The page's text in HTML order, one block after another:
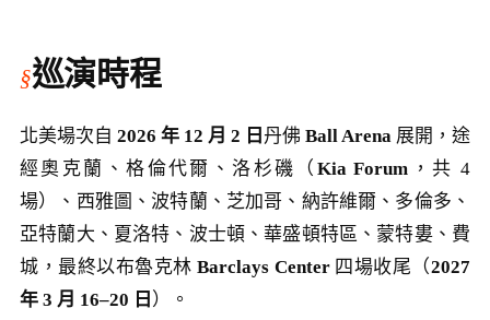
巡演時程
北美場次自 2026 年 12 月 2 日 丹佛 Ball Arena 展開，途
經奧克蘭、格倫代爾、洛杉磯（ Kia Forum ，共 4
場）、西雅圖、波特蘭、芝加哥、納許維爾、多倫多、
亞特蘭大、夏洛特、波士頓、華盛頓特區、蒙特婁、費
城，最終以布魯克林Barclays Center四場收尾（2027
年 3 月 16–20 日 ）。